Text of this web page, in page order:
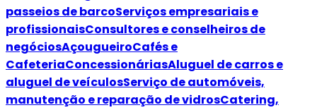
passeios de barcoServiços empresariais e
profissionaisConsultores e conselheiros de
negóciosAçougueiroCafés e
CafeteriaConcessionáriasAluguel de carros e
aluguel de veículosServiço de automóveis,
manutenção e reparação de vidrosCatering,